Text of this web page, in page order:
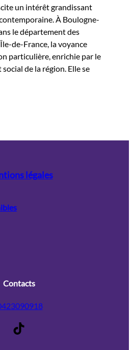
un intérêt grandissant
À Boulogne-
le département des
de-France, la voyance
particulière, enrichie par le
de la région. Elle se
légales
Contacts
TikTok